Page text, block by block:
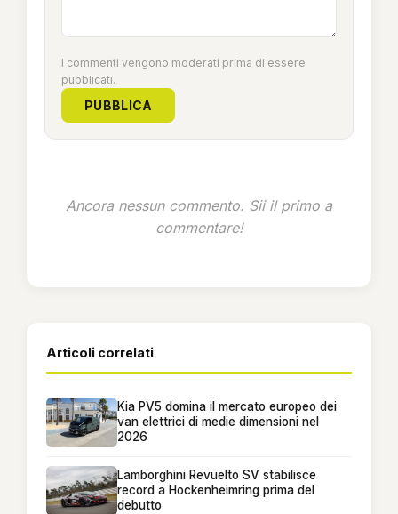
I commenti vengono moderati prima di essere
pubblicati.
PUBBLICA
Ancora nessun commento. Sii il primo a
commentare!
Articoli correlati
Kia PV5 domina il mercato europeo dei
van elettrici di medie dimensioni nel
2026
Lamborghini Revuelto SV stabilisce
record a Hockenheimring prima del
debutto